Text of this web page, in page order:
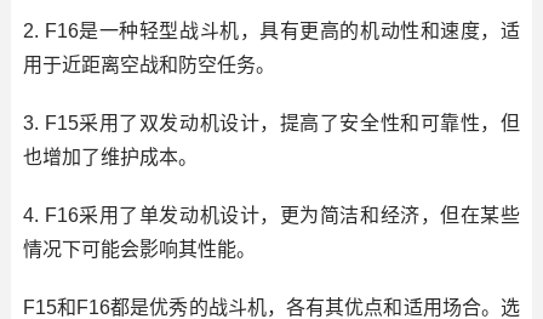
2. F16是一种轻型战斗机，具有更高的机动性和速度，适
用于近距离空战和防空任务。
3. F15采用了双发动机设计，提高了安全性和可靠性，但
也增加了维护成本。
4. F16采用了单发动机设计，更为简洁和经济，但在某些
情况下可能会影响其性能。
F15和F16都是优秀的战斗机，各有其优点和适用场合。选